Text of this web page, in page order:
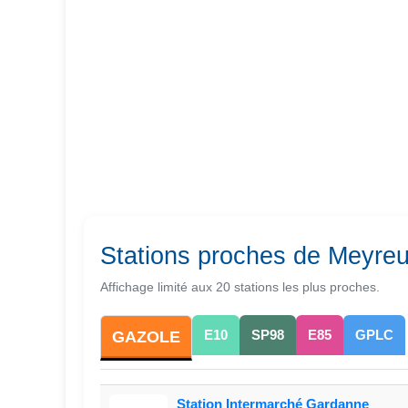
Stations proches de
Affichage limité aux 20 stations les plus proches.
GAZOLE E10 SP98 E85 GPLC
Station Intermarché Gardanne